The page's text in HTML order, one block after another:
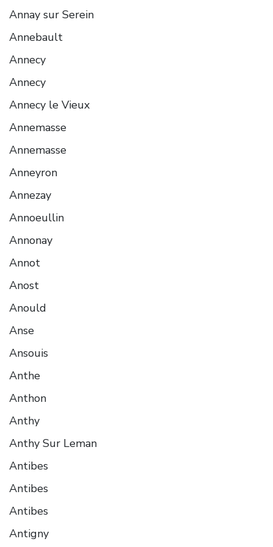
Annay sur Serein
Annebault
Annecy
Annecy
Annecy le Vieux
Annemasse
Annemasse
Anneyron
Annezay
Annoeullin
Annonay
Annot
Anost
Anould
Anse
Ansouis
Anthe
Anthon
Anthy
Anthy Sur Leman
Antibes
Antibes
Antibes
Antigny